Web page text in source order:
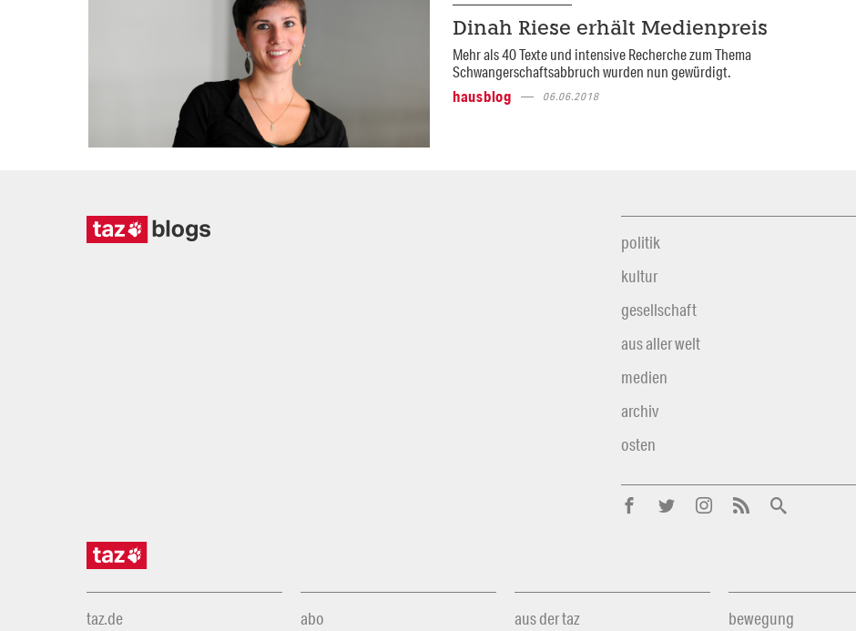
Dinah Riese erhält Medienpreis
Mehr als 40 Texte und intensive Recherche zum Thema
Schwangerschaftsabbruch wurden nun gewürdigt.
hausblog
06.06.2018
politik
kultur
gesellschaft
aus aller welt
medien
archiv
osten
taz.de abo aus der taz bewegung